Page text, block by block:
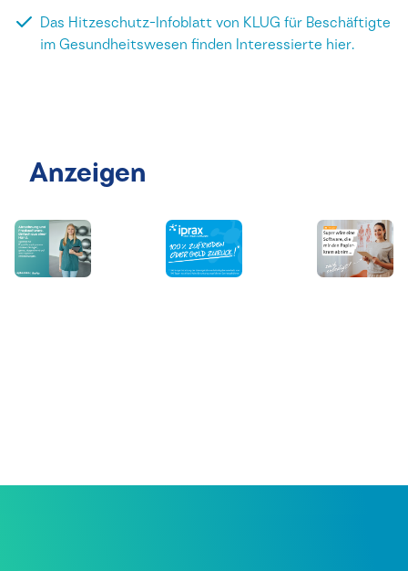
Das Hitzeschutz-Infoblatt von KLUG für Beschäftigte
im Gesundheitswesen finden Interessierte hier.
Anzeigen